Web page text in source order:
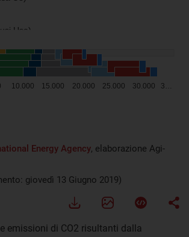
Energy Agency, elaborazione Agi-
giovedì 13 Giugno 2019)
emissioni di CO2 risultanti dalla